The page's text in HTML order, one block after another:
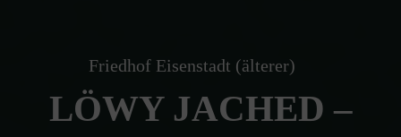
Friedhof Eisenstadt (älterer)
LÖWY JACHED –